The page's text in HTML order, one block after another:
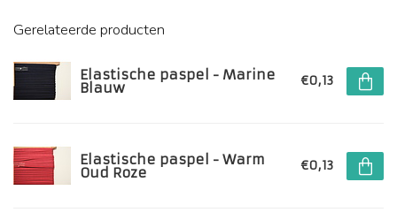
Gerelateerde producten
Elastische paspel - Marine
Blauw €0,13
Elastische paspel - Warm
Oud Roze €0,13